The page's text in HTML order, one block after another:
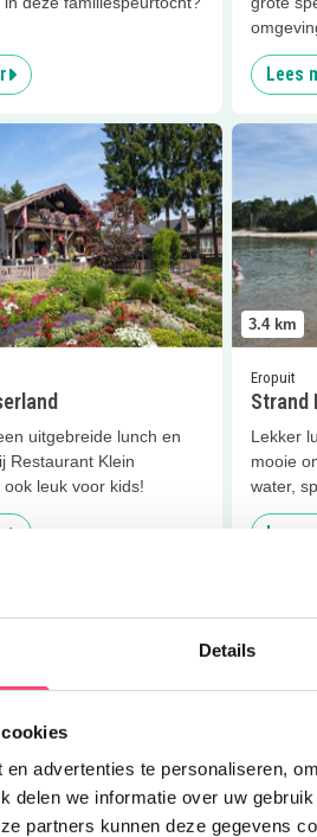
Details
advertenties te personaliseren,
delen we informatie over uw
partners kunnen deze gegevens
Lees
uitgebreide lunch en
Restaurant Klein
leuk voor kids!
Zwitserland
3.4 km
Eropuit
Strand
Lekker
mooie
water,
Lees
Lees meer
km